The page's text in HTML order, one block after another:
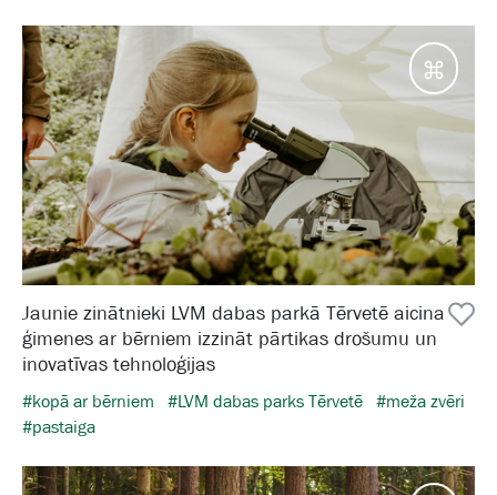
Jaunie zinātnieki LVM dabas parkā Tērvetē aicina
ģimenes ar bērniem izzināt pārtikas drošumu un
inovatīvas tehnoloģijas
#kopā ar bērniem #LVM dabas parks Tērvetē #meža zvēri
#pastaiga